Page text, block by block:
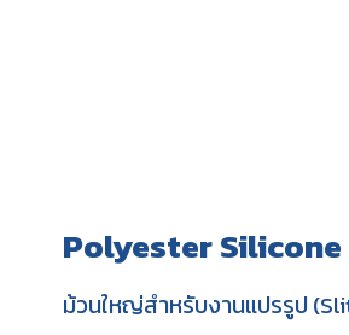
Polyester Silicone
ม้วนใหญ่สำหรับงานแปรรูป